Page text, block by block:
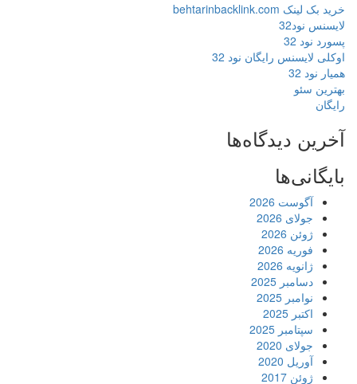
خرید بک لینک behtarinbacklink.com
لایسنس نود32
پسورد نود 32
اوکلی لایسنس رایگان نود 32
همیار نود 32
بهترین سئو
رایگان
آخرین دیدگاه‌ها
بایگانی‌ها
آگوست 2026
جولای 2026
ژوئن 2026
فوریه 2026
ژانویه 2026
دسامبر 2025
نوامبر 2025
اکتبر 2025
سپتامبر 2025
جولای 2020
آوریل 2020
ژوئن 2017